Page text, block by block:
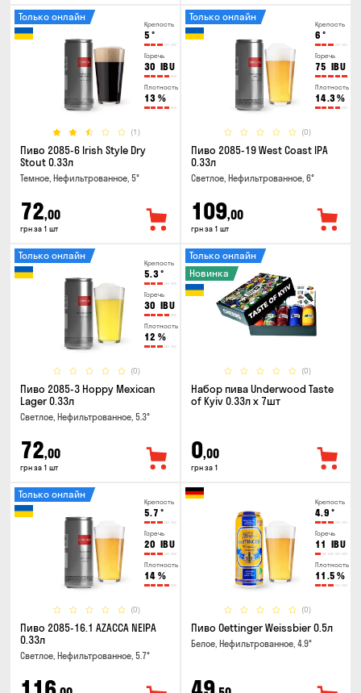
Крепость
5 °
Горечь
30 IBU
Плотность
13 %
(1)
Только онлайн
Пиво 2085-6 Irish Style Dry
Stout 0.33л
Темное, Нефильтрованное, 5°
72,00
грн за 1 шт
Крепость
6 °
Горечь
75 IBU
Плотность
14.3%
(0)
Только онлайн
Пиво 2085-19 West Coast IPA
0.33л
Светлое, Нефильтрованное, 6°
109,00
грн за 1 шт
Крепость
5.3°
Горечь
30 IBU
Плотность
12 %
(0)
Только онлайн
Пиво 2085-3 Hoppy Mexican
Lager 0.33л
Светлое, Нефильтрованное, 5.3°
72,00
грн за 1 шт
(0)
Только онлайн
Новинка
Набор пива Underwood Taste
of Kyiv 0.33л x 7шт
0,00
грн за 1
Крепость
5.7 °
Горечь
20 IBU
Плотность
14 %
(0)
Только онлайн
Пиво 2085-16.1 AZACCA NEIPA
0.33л
Светлое, Нефильтрованное, 5.7°
Крепость
4.9 °
Горечь
11 IBU
Плотность
11.5 %
(0)
Пиво Oettinger Weissbier 0.5л
Белое, Нефильтрованное, 4.9°